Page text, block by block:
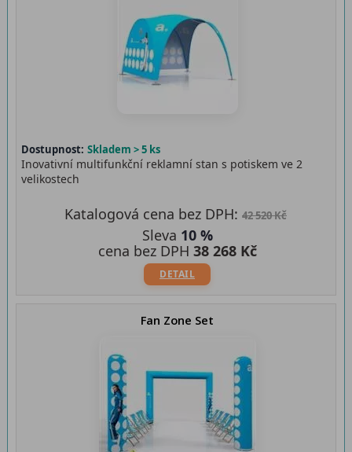
Dostupnost: Skladem > 5 ks
Inovativní multifunkční reklamní stan s potiskem ve 2
velikostech
DETAIL
Katalogová cena bez DPH: 42 520 Kč
Sleva 10 %
cena bez DPH 38 268 Kč
Fan Zone Set